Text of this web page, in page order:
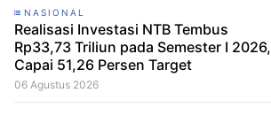
NASIONAL
Realisasi Investasi NTB Tembus
Rp33,73 Triliun pada Semester I 2026,
Capai 51,26 Persen Target
06 Agustus 2026